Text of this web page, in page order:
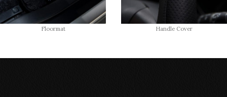
Floormat Handle Cover